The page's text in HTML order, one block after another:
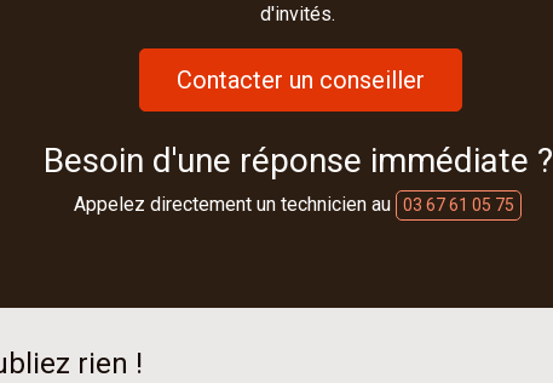
d'invités.
Contacter un conseiller
Besoin d'une réponse immédiate ?
Appelez directement un technicien au 03 67 61 05 75
rien !